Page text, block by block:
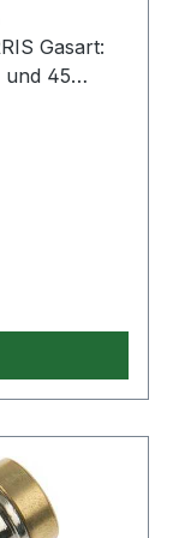
Gasart:
und 45